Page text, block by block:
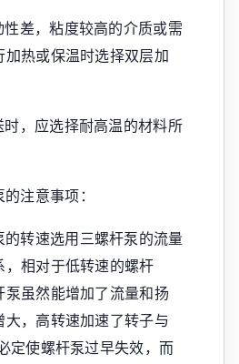
差，粘度较高的介质或需
热或保温时选择双层加
，应选择耐高温的材料所
注意事项：
转速选用三螺杆泵的流量
，相对于低转速的螺杆
泵虽然能增加了流量和扬
，高转速加速了转子与
定使螺杆泵过早失效，而